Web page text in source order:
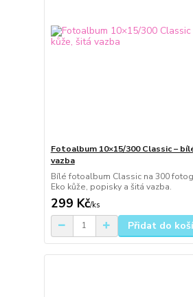
Fotoalbum 10×15/300 Classic –
vazba
Bílé fotoalbum Classic na 300
Eko kůže, popisky a šitá vazba.
299 Kč/ks
Přidat do